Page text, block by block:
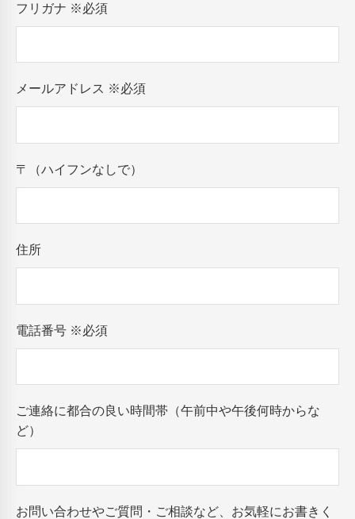
フリガナ ※必須
メールアドレス ※必須
〒（ハイフンなしで）
住所
電話番号 ※必須
ご連絡に都合の良い時間帯（午前中や午後何時からな
ど）
お問い合わせやご質問・ご相談など、お気軽にお書きく